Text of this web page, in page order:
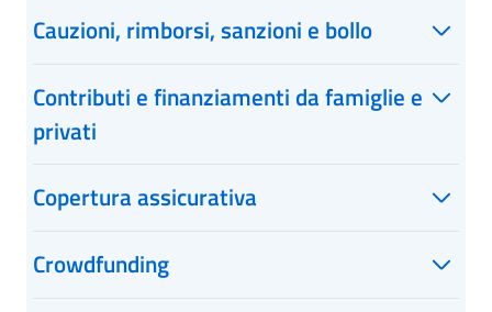
Cauzioni, rimborsi, sanzioni e bollo
Contributi e finanziamenti da famiglie e
privati
Copertura assicurativa
Crowdfunding